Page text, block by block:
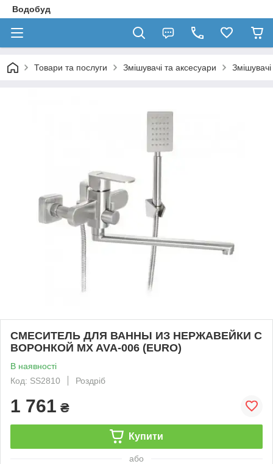
Водобуд
Товари та послуги Змішувачі та аксесуари
СМЕСИТЕЛЬ ДЛЯ ВАННЫ ИЗ НЕРЖАВЕЙКИ С
ВОРОНКОЙ MX AVA-006 (EURO)
В наявності
Код: SS2810
Роздріб
1 761 ₴
Купити
або